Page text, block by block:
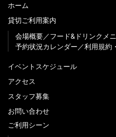
ホーム
貸切ご利用案内
会場概要
フード&ドリンクメ
予約状況カレンダー
利用規約
イベントスケジュール
アクセス
スタッフ募集
お問い合わせ
ご利用シーン